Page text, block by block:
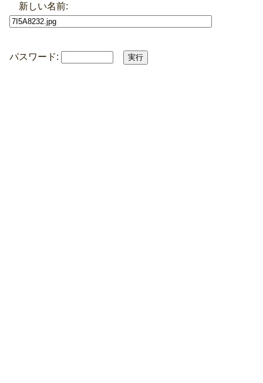
新しい名前:
パスワード: